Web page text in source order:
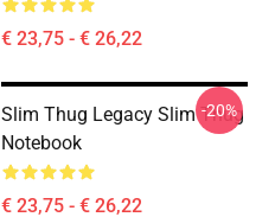
€ 23,75 - € 26,22
Slim Thug Legacy Slim Thug
Notebook
€ 23,75 - € 26,22
-20%